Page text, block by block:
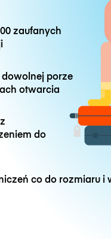
zaufanych
porze
otwarcia
do
co do rozmiaru i